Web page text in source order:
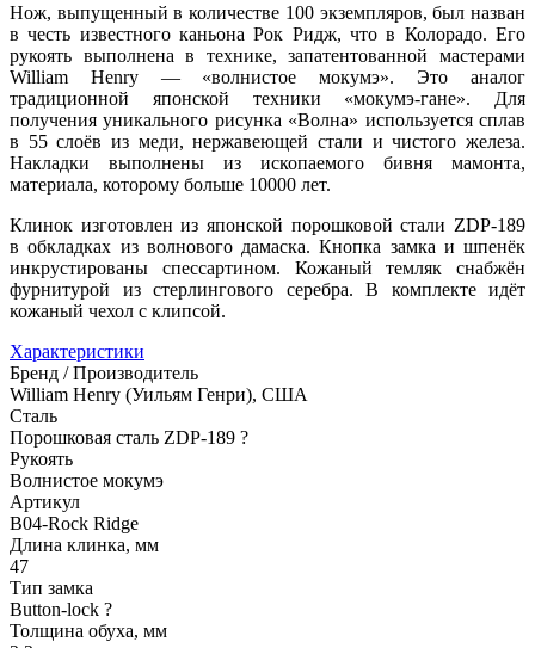
Нож, выпущенный в количестве 100 экземпляров, был назван
в честь известного каньона Рок Ридж, что в Колорадо. Его
рукоять выполнена в технике, запатентованной мастерами
William Henry — «волнистое мокумэ». Это аналог
традиционной японской техники «мокумэ-гане». Для
получения уникального рисунка «Волна» используется сплав
в 55 слоёв из меди, нержавеющей стали и чистого железа.
Накладки выполнены из ископаемого бивня мамонта,
материала, которому больше 10000 лет.
Клинок изготовлен из японской порошковой стали ZDP-189
в обкладках из волнового дамаска. Кнопка замка и шпенёк
инкрустированы спессартином. Кожаный темляк снабжён
фурнитурой из стерлингового серебра. В комплекте идёт
кожаный чехол с клипсой.
Характеристики
Бренд / Производитель
William Henry (Уильям Генри), США
Сталь
Порошковая сталь ZDP-189 ?
Рукоять
Волнистое мокумэ
Артикул
B04-Rock Ridge
Длина клинка, мм
47
Тип замка
Button-lock ?
Толщина обуха, мм